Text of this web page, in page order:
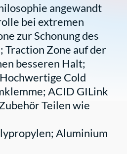
angewandt
bei extremen
zur Schonung des
Traction Zone auf der
besseren Halt;
Cold
ACID GILink
Teilen wie
Aluminium